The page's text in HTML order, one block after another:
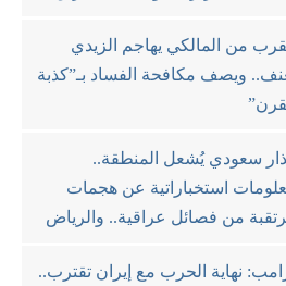
من المالكي يهاجم الزيدي
ويصف مكافحة الفساد بـ”كذبة
سعودي يُشعل المنطقة..
استخباراتية عن هجمات
من فصائل عراقية.. والرياض
نهاية الحرب مع إيران تقترب..